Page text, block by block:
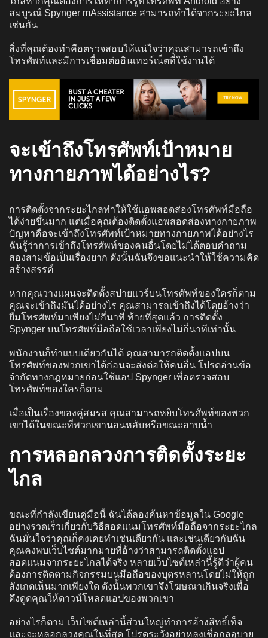
สมบูรณ์ Spynger mAssistance สามารถทำได้จากระยะไกล
เช่นกัน
สิ่งที่คุณต้องทำคือตรวจสอบให้แน่ใจว่าคุณสามารถเข้าถึง
โทรศัพท์และมีการเชื่อมต่ออินเทอร์เน็ตที่ใช้งานได้
จะเข้าถึงโทรศัพท์เป้าหมาย
ทางกายภาพได้อย่างไร?
การติดตั้งจากระยะไกลทำให้ใช้แอพสอดส่องโทรศัพท์มือถือ
ได้ง่ายขึ้นมาก แต่เมื่อคุณต้องติดตั้งแอพสอดส่องทางกายภาพ
ปัญหาคือจะเข้าถึงโทรศัพท์เป้าหมายทางกายภาพได้อย่างไร
ฉันรู้ว่าการเข้าถึงโทรศัพท์ของคนอื่นโดยไม่ได้ตอบคำถาม
สองสามข้อเป็นเรื่องยาก ดังนั้นฉันจึงขอแนะนำให้ใช้ความคิด
สร้างสรรค์
หากคุณวางแผนจะติดตั้งสปายแวร์บนโทรศัพท์ของใครก็ตาม
คุณจะเข้าถึงมันได้อย่างไร คุณสามารถเข้าถึงได้โดยอ้างว่า
ยืมโทรศัพท์มาเพียงไม่กี่นาที ท้ายที่สุดแล้ว การติดตั้ง
Spynger บนโทรศัพท์มือถือใช้เวลาเพียงไม่กี่นาทีเท่านั้น
พนักงานก็ทำแบบเดียวกันได้ คุณสามารถติดตั้งแอปบน
โทรศัพท์ของพวกเขาได้ก่อนจะส่งต่อให้คนอื่น โปรดอ่านข้อ
จำกัดทางกฎหมายก่อนใช้แอป Spynger เพื่อตรวจสอบ
โทรศัพท์ของใครก็ตาม
เมื่อเป็นเรื่องของคู่สมรส คุณสามารถหยิบโทรศัพท์ของพวก
เขาได้ในขณะที่พวกเขานอนหลับหรือขณะอาบน้ำ
การหลอกลวงการติดตั้งระยะ
ไกล
ขณะที่กำลังเขียนคู่มือนี้ ฉันได้ลองค้นหาข้อมูลใน Google
อย่างรวดเร็วเกี่ยวกับวิธีสอดแนมโทรศัพท์มือถือจากระยะไกล
ฉันมั่นใจว่าคุณก็คงเคยทำเช่นเดียวกัน และเช่นเดียวกับฉัน
คุณคงพบเว็บไซต์มากมายที่อ้างว่าสามารถติดตั้งแอป
สอดแนมจากระยะไกลได้จริง หลายเว็บไซต์เหล่านี้รู้ดีว่าผู้คน
ต้องการติดตามกิจกรรมบนมือถือของบุตรหลานโดยไม่ให้ถูก
สังเกตเห็นมากเพียงใด ดังนั้นพวกเขาจึงโฆษณาเกินจริงเพื่อ
ดึงดูดคุณให้ดาวน์โหลดแอปของพวกเขา
อย่างไรก็ตาม เว็บไซต์เหล่านี้ส่วนใหญ่ทำการอ้างสิทธิ์เท็จ
และจะหลอกลวงคุณในที่สุด โปรดระวังอย่าหลงเชื่อกลอุบาย